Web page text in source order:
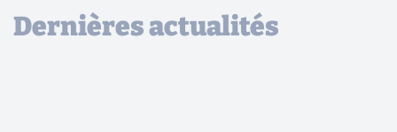
Dernières actualités